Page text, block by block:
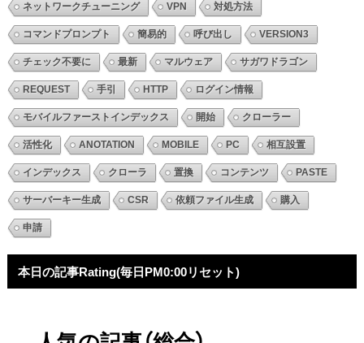
ネットワークチューニング VPN 対処方法
コマンドプロンプト 簡易的 呼び出し VERSION3
チェック不要に 最新 マルウェア サガワドラゴン
REQUEST 手引 HTTP ログイン情報
モバイルファーストインデックス 開始 クローラー
活性化 ANOTATION MOBILE PC 相互設置
インデックス クローラ 置換 コンテンツ PASTE
サーバーキー生成 CSR 依頼ファイル生成 購入
申請
本日の記事Rating(毎日PM0:00リセット)